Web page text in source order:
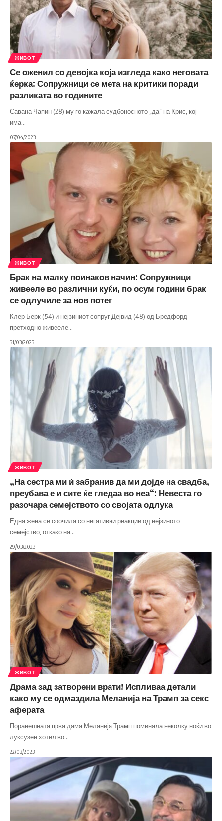
ЖИВОТ
Се оженил со девојка која изгледа како неговата
ќерка: Сопружници се мета на критики поради
разликата во годините
Савана Чапин (28) му го кажала судбоносното „да“ на Крис, кој
има…
07/04/2023
ЖИВОТ
Брак на малку поинаков начин: Сопружници
живееле во различни куќи, по осум години брак
се одлучиле за нов потег
Клер Берк (54) и нејзиниот сопруг Дејвид (48) од Бредфорд
претходно живееле…
31/03/2023
ЖИВОТ
„На сестра ми ѝ забранив да ми дојде на свадба,
преубава е и сите ќе гледаа во неа“: Невеста го
разочара семејството со својата одлука
Една жена се соочила со негативни реакции од нејзиното
семејство, откако на…
29/03/2023
ЖИВОТ
Драма зад затворени врати! Испливаа детали
како му се одмаздила Меланија на Трамп за секс
аферата
Поранешната прва дама Меланија Трамп поминала неколку ноќи во
луксузен хотел во…
22/03/2023